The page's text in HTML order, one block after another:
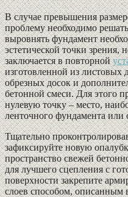
В случае превышения
проблему необходимо
выровнять фундамент
эстетической точки зрения,
заключается в повторной
изготовленной из листовых
обрезных досок и
бетонной смеси. Для этого
нулевую точку – место,
ленточного фундамента или
Тщательно
зафиксируйте новую
пространство свежей
для лучшего сцепления с
поверхности закрепите
слоев способом, описанным